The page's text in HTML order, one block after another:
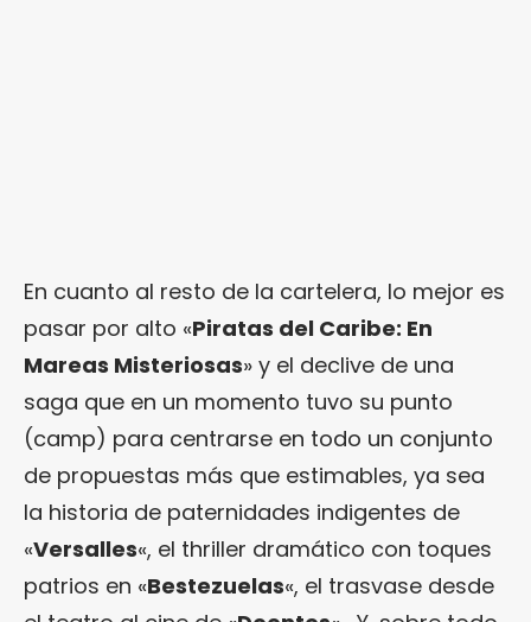
En cuanto al resto de la cartelera, lo mejor es
pasar por alto «Piratas del Caribe: En
Mareas Misteriosas» y el declive de una
saga que en un momento tuvo su punto
(camp) para centrarse en todo un conjunto
de propuestas más que estimables, ya sea
la historia de paternidades indigentes de
«Versalles«, el thriller dramático con toques
patrios en «Bestezuelas«, el trasvase desde